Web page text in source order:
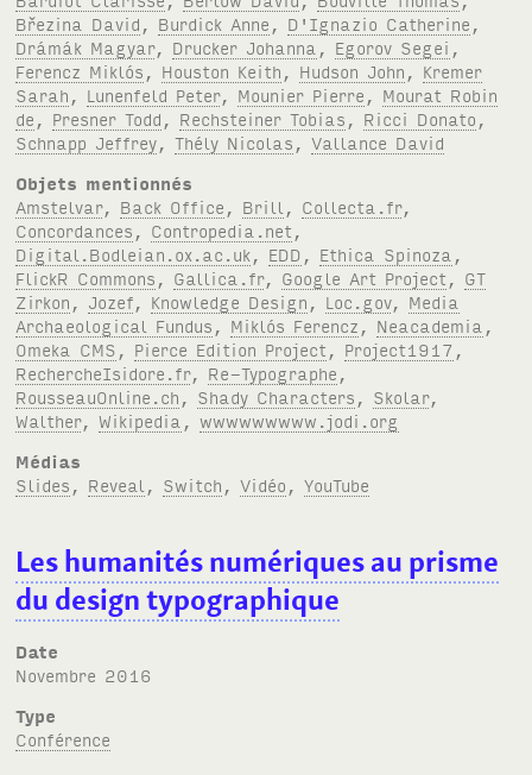
Březina David
Burdick Anne D'Ignazio Catherine
Drámák Magyar, Drucker Johanna Egorov Segei
Ferencz Miklós
Houston Keith Hudson John
Kremer
Sarah
Lunenfeld Peter, Mounier Pierre
Mourat Robin
de
Presner Todd Rechsteiner Tobias Ricci Donato
Schnapp Jeffrey ,Thély Nicolas ,Vallance David
Objets mentionnés
Amstelvar, Back Office Brill Collecta.fr,
Concordances
Contropedia.net
Digital.Bodleian.ox.ac.uk
EDD Ethica Spinoza
FlickR Commons
Gallica.fr, Google Art Project
GT
Zirkon
Jozef Knowledge Design Loc.gov, Media
Archaeological Fundus
Miklós Ferencz Neacademia
Omeka CMS
Pierce Edition Project Project1917
RechercheIsidore.fr, Re-Typographe
RousseauOnline.ch
Shady Characters Skolar,
Walther,Wikipedia ,wwwwwwwww.jodi.org
Médias
Slides
Reveal Switch ,Vidéo ,YouTube
Les humanités numériques au prisme
du design typographique
Date
novembre 2016
Type
Conférence